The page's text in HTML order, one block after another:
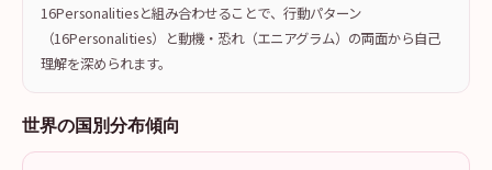
16Personalitiesと組み合わせることで、行動パターン
（16Personalities）と動機・恐れ（エニアグラム）の両面から自己
理解を深められます。
世界の国別分布傾向